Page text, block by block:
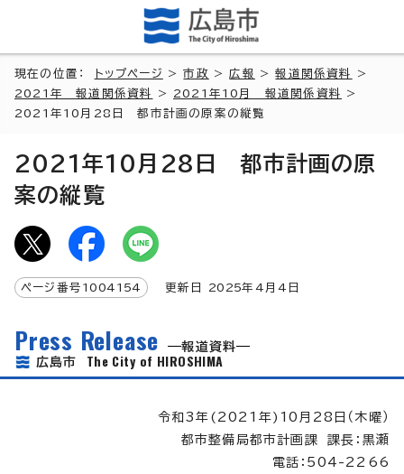
現在の位置： トップページ >市政 >広報 >報道関係資料
>
2021年 報道関係資料
> 2021年10月 報道関係資料
>
2021年10月28日 都市計画の原案の縦覧
2021年10月28日 都市計画の原
案の縦覧
ページ番号 1004154 更新日 2025年4月4日
Press Release
報道資料
広島市 The City of HIROSHIMA
令和3年(2021年)10月28日（木曜）
都市整備局都市計画課 課長：黒瀬
電話：504-2266